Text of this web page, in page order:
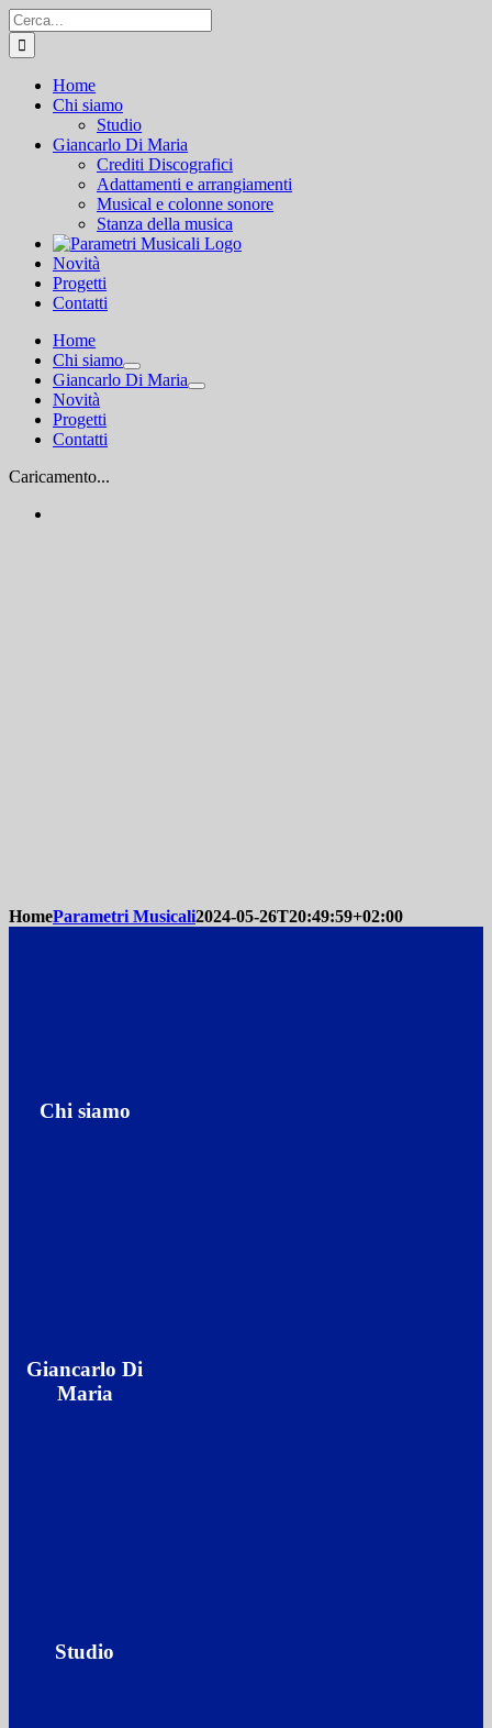
Salta
al
contenuto
Cerca
per:
Home
Chi siamo
Studio
Giancarlo Di Maria
Crediti Discografici
Adattamenti e arrangiamenti
Musical e colonne sonore
Stanza della musica
Novità
Progetti
Contatti
Home
Chi siamo
Giancarlo Di Maria
Novità
Progetti
Contatti
Caricamento...
HomeParametri Musicali2024-05-26T20:49:59+02:00
Chi siamo
Giancarlo Di
Maria
Studio